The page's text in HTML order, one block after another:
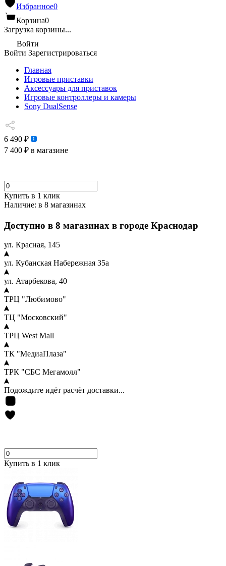
Избранное0
Корзина0
Загрузка корзины...
Войти
Войти Зарегистрироваться
Главная
Игровые приставки
Аксессуары для приставок
Игровые контроллеры и камеры
Sony DualSense
6 490 ₽
7 400 ₽ в магазине
Купить в 1 клик
Наличие: в 8 магазинах
Доступно в 8 магазинах в городе Краснодар
ул. Красная, 145
ул. Кубанская Набережная 35а
ул. Атарбекова, 40
ТРЦ "Любимово"
ТЦ "Московский"
ТРЦ West Mall
ТК "МедиаПлаза"
ТРК "СБС Мегамолл"
Подождите идёт расчёт доставки...
Купить в 1 клик